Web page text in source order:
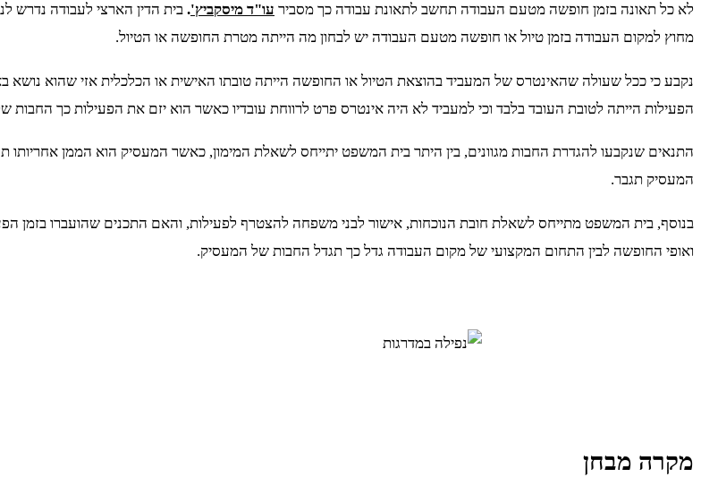
לא כל תאונה בזמן חופשה מטעם העבודה תחשב לתאונת עבודה כך מסביר עו"ד מיסקביץ'. בית הדין הארצי לעבודה נדרש
מחוץ למקום העבודה בזמן טיול או חופשה מטעם העבודה יש לבחון מה הייתה מטרת החופשה או הטיול.
נקבע כי ככל שעולה שהאינטרס של המעביד בהוצאת הטיול או החופשה הייתה טובתו האישית או הכלכלית אזי שהוא
הפעילות הייתה לטובת העובד בלבד וכי למעביד לא היה אינטרס פרט לרווחת עובדיו כאשר הוא יזם את הפעילות כך החבות
התנאים שנקבעו להגדרת החבות מגוונים, בין היתר בית המשפט יתייחס לשאלת המימון, כאשר המעסיק הוא הממן
המעסיק תגבר.
בנוסף, בית המשפט מתייחס לשאלת חובת הנוכחות, אישור לבני משפחה להצטרף לפעילות, והאם התכנים שהועברו בזמן
ואופי החופשה לבין התחום המקצועי של מקום העבודה גדל כך תגדל החבות של המעסיק.
מקרה מבחן